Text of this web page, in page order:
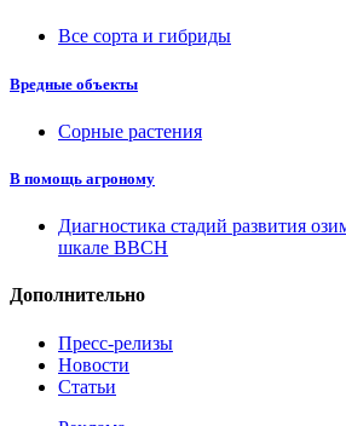
Все сорта и гибриды
Вредные объекты
Сорные растения
В помощь агроному
Диагностика стадий развития
шкале ВВСН
Дополнительно
Пресс-релизы
Новости
Статьи